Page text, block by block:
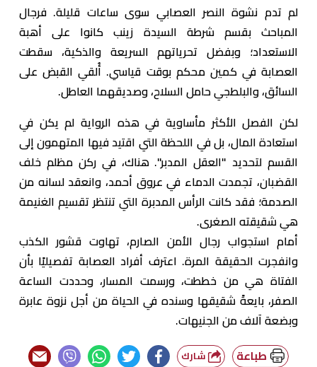
لم تدم نشوة النصر العصابي سوى ساعات قليلة. فرجال
المباحث بقسم شرطة السيدة زينب كانوا على أهبة
الاستعداد؛ وبفضل تحرياتهم السريعة والذكية، سقطت
العصابة في كمين محكم بوقت قياسي. أُلقي القبض على
السائق، والبلطجي حامل السلاح، وصديقهما العاطل.
لكن الفصل الأكثر مأساوية في هذه الرواية لم يكن في
استعادة المال، بل في اللحظة التي اقتيد فيها المتهمون إلى
القسم لتحديد "العقل المدبر". هناك، في ركن مظلم خلف
القضبان، تجمدت الدماء في عروق أحمد، وانعقد لسانه من
الصدمة؛ فقد كانت الرأس المدبرة التي تنتظر تقسيم الغنيمة
هي شقيقته الصغرى.
أمام استجواب رجال الأمن الصارم، تهاوت قشور الكذب
وانفجرت الحقيقة المرة. اعترف أفراد العصابة تفصيليًا بأن
الفتاة هي من خططت، ورسمت المسار، وحددت الساعة
الصفر، بايعةً شقيقها وسنده في الحياة من أجل نزوة عابرة
وبضعة آلاف من الجنيهات.
طباعة